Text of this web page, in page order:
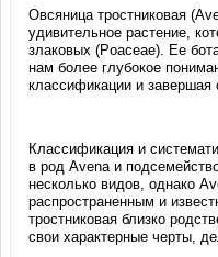
Овсяница тростниковая
удивительное растение,
злаковых (Poaceae). Ее
нам более глубокое
классификации и завершая
Классификация и
в род Avena и
несколько видов, однако
распространенным и
тростниковая близко
свои характерные черты,